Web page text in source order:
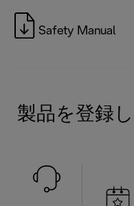
Safety Manual
製品を登録